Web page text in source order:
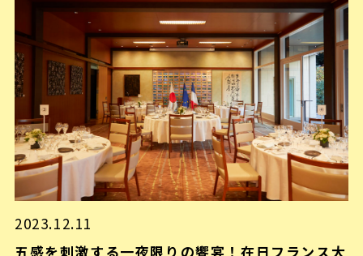
2023.12.11
五感を刺激する一夜限りの饗宴！在日フランス大